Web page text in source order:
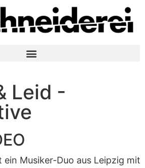
Leid -
ein Musiker-Duo aus Leipzig mit